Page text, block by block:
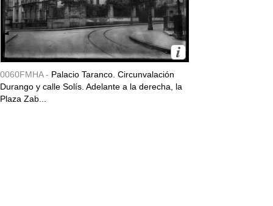
0060FMHA - Palacio Taranco. Circunvalación
Durango y calle Solís. Adelante a la derecha, la
Plaza Zab...